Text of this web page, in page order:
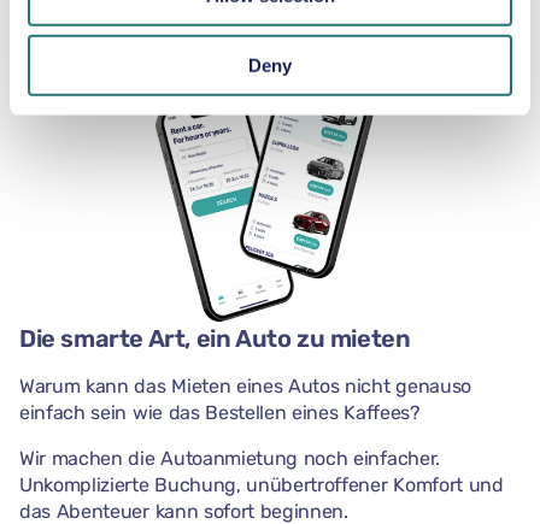
Deny
Die smarte Art, ein Auto zu mieten
Warum kann das Mieten eines Autos nicht genauso
einfach sein wie das Bestellen eines Kaffees?
Wir machen die Autoanmietung noch einfacher.
Unkomplizierte Buchung, unübertroffener Komfort und
das Abenteuer kann sofort beginnen.